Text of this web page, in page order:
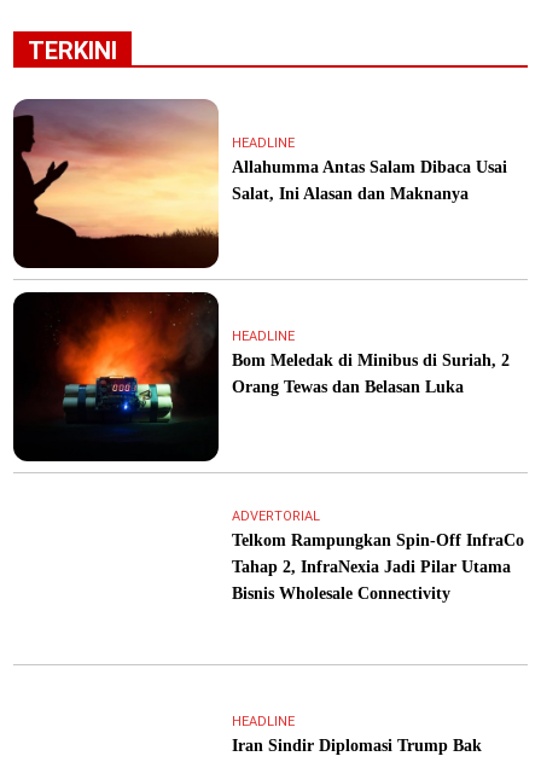
TERKINI
HEADLINE
Allahumma Antas Salam Dibaca Usai
Salat, Ini Alasan dan Maknanya
HEADLINE
Bom Meledak di Minibus di Suriah, 2
Orang Tewas dan Belasan Luka
ADVERTORIAL
Telkom Rampungkan Spin-Off InfraCo
Tahap 2, InfraNexia Jadi Pilar Utama
Bisnis Wholesale Connectivity
HEADLINE
Iran Sindir Diplomasi Trump Bak